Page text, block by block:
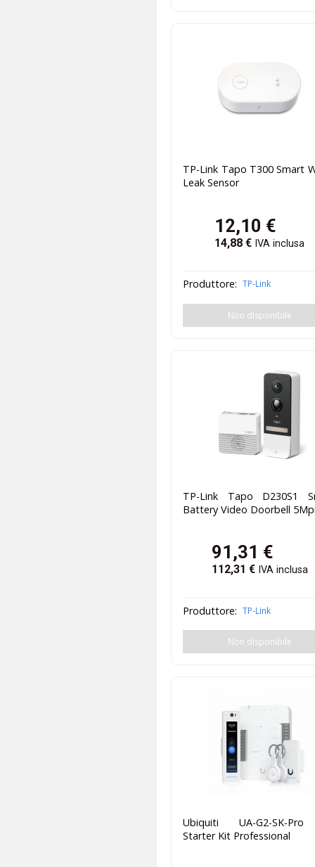
TP-Link Tapo T300 Smart
Leak Sensor
12,10 €
14,88 € IVA inclusa
Produttore: TP-Link
Non disponibile
TP-Link Tapo D230S1
Battery Video Doorbell
91,31 €
112,31 € IVA inclusa
Produttore: TP-Link
Non disponibile
Ubiquiti UA-G2-SK-
Starter Kit Professional